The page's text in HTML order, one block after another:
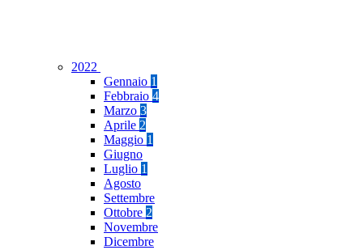
2022
Gennaio 1
Febbraio 4
Marzo 3
Aprile 2
Maggio 1
Giugno
Luglio 1
Agosto
Settembre
Ottobre 2
Novembre
Dicembre